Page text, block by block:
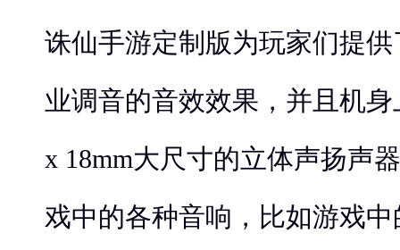
诛仙手游定制版为玩家们提
业调音的音效效果，并且机
x 18mm大尺寸的立体声扬声
戏中的各种音响，比如游戏